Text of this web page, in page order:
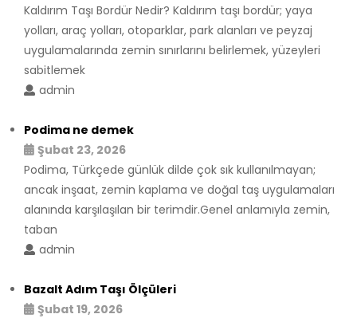
Kaldırım Taşı Bordür Nedir? Kaldırım taşı bordür; yaya
yolları, araç yolları, otoparklar, park alanları ve peyzaj
uygulamalarında zemin sınırlarını belirlemek, yüzeyleri
sabitlemek
admin
Podima ne demek
Şubat 23, 2026
Podima, Türkçede günlük dilde çok sık kullanılmayan;
ancak inşaat, zemin kaplama ve doğal taş uygulamaları
alanında karşılaşılan bir terimdir.Genel anlamıyla zemin,
taban
admin
Bazalt Adım Taşı Ölçüleri
Şubat 19, 2026